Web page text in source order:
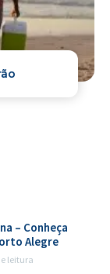
– Conheça
Alegre
leitura